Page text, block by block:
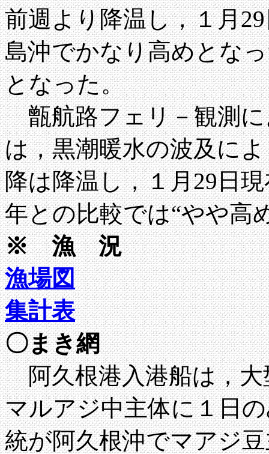
前週より降温し，１月
島沖でかなり高めとな
となった。
甑航路フェリ－観測に
は，黒潮暖水の波及に
降は降温し，１月29日
年との比較では“やや高
※ 漁 況
漁場図
集計表
〇まき網
阿久根港入港船は，
マルアジ中主体に１日
統が阿久根沖でマアジ